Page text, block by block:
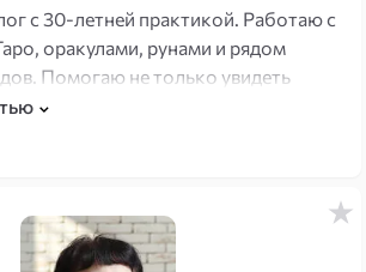
с 30-летней практикой. Работаю с
оракулами, рунами и рядом
Помогаю не только увидеть
как скорректировать курс: в